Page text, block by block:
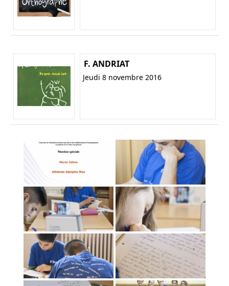
F. ANDRIAT
Jeudi 8 novembre 2016